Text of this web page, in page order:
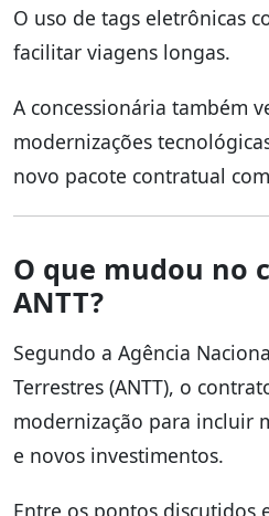
O uso de tags eletrônicas
facilitar viagens longas.
A concessionária também
modernizações
novo pacote contratual
O que mudou no
ANTT?
Segundo a Agência
Terrestres (ANTT), o
modernização para incluir
e novos investimentos.
Entre os pontos discutidos